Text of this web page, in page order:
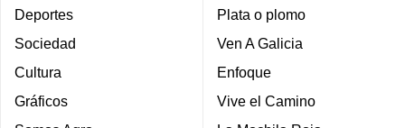
Deportes
Sociedad
Cultura
Gráficos
Plata o plomo
Ven A Galicia
Enfoque
Vive el Camino